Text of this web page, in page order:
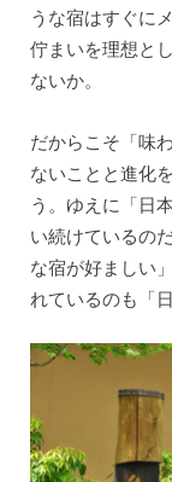
うな宿はすぐに
佇まいを理想と
ないか。
だからこそ「味
ないことと進化
う。ゆえに「日
い続けているの
な宿が好ましい
れているのも「